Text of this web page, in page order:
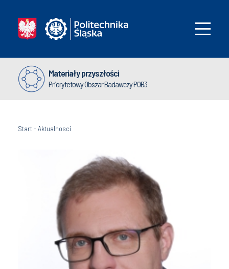
Materiały przyszłości
Priorytetowy Obszar Badawczy POB3
Start-Aktualnosci